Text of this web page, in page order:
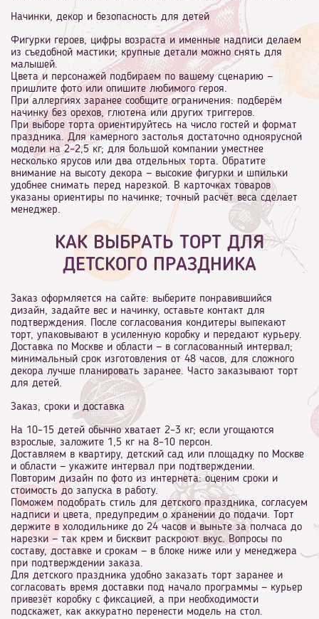
Начинки, декор и безопасность для детей
Фигурки героев, цифры возраста и именные надписи делаем
из съедобной мастики; крупные детали можно снять для
малышей.
Цвета и персонажей подбираем по вашему сценарию —
пришлите фото или опишите любимого героя.
При аллергиях заранее сообщите ограничения: подберём
начинку без орехов, глютена или других триггеров.
При выборе торта ориентируйтесь на число гостей и формат
праздника. Для камерного застолья достаточно одноярусной
модели на 2–2,5 кг; для большой компании уместнее
несколько ярусов или два отдельных торта. Обратите
внимание на высоту декора — высокие фигурки и шпильки
удобнее снимать перед нарезкой. В карточках товаров
указаны ориентиры по начинке; точный расчёт веса сделает
менеджер.
КАК ВЫБРАТЬ ТОРТ ДЛЯ
ДЕТСКОГО ПРАЗДНИКА
Заказ оформляется на сайте: выберите понравившийся
дизайн, задайте вес и начинку, оставьте контакт для
подтверждения. После согласования кондитеры выпекают
торт, упаковывают в усиленную коробку и передают курьеру.
Доставка по Москве и области — в согласованный интервал;
минимальный срок изготовления от 48 часов, для сложного
декора лучше планировать заранее. Часто заказывают торт
для детей.
Заказ, сроки и доставка
На 10–15 детей обычно хватает 2–3 кг; если угощаются
взрослые, заложите 1,5 кг на 8–10 персон.
Доставляем в квартиру, детский сад или площадку по Москве
и области — укажите интервал при подтверждении.
Повторим дизайн по фото из интернета: оценим сроки и
стоимость до запуска в работу.
Поможем подобрать стиль для детского праздника, согласуем
надписи и цвета, предупредим о хранении до подачи. Торт
держите в холодильнике до 24 часов и выньте за полчаса до
нарезки — так крем и бисквит раскроют вкус. Вопросы по
составу, доставке и срокам — в блоке ниже или у менеджера
при подтверждении заказа.
Для детского праздника удобно заказать торт заранее и
согласовать время доставки под начало программы — курьер
привезёт коробку с фиксацией, а при необходимости
подскажет, как аккуратно перенести модель на стол.